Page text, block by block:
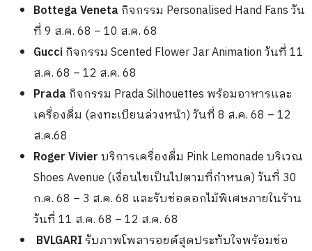
Bottega Veneta กิจกรรม Personalised Hand Fans วัน
ที่ 9 ส.ค. 68 – 10 ส.ค. 68
Gucciกิจกรรม Scented Flower Jar Animation วันที่ 11
ส.ค. 68 – 12 ส.ค. 68
Prada กิจกรรม Prada Silhouettes พร้อมอาหารและ
เครื่องดื่ม (ลงทะเบียนล่วงหน้า) วันที่ 8 ส.ค. 68 – 12
ส.ค.68
Roger Vivierบริการเครื่องดื่ม Pink Lemonade บริเวณ
Shoes Avenue (เงื่อนไขเป็นไปตามที่กำหนด) วันที่ 30
ก.ค. 68 – 3 ส.ค. 68 และรับช่อดอกไม้พิเศษภายในร้าน
วันที่ 11 ส.ค. 68 – 12 ส.ค. 68
BVLGARIรับภาพโพลารอยด์สุดประทับใจพร้อมช่อ